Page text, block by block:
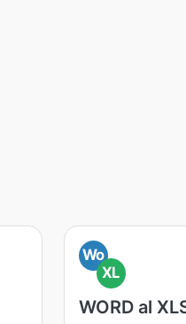
Wo
XL
WORD al